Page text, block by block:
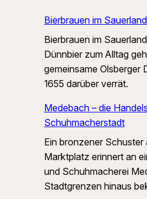
Bierbrauen im
Bierbrauen im
Dünnbier zum Alltag
gemeinsame Olsberger
1655 darüber verrät.
Medebach – die
Schuhmacherstadt
Ein bronzener
Marktplatz erinnert an
und Schuhmacherei
Stadtgrenzen hinaus